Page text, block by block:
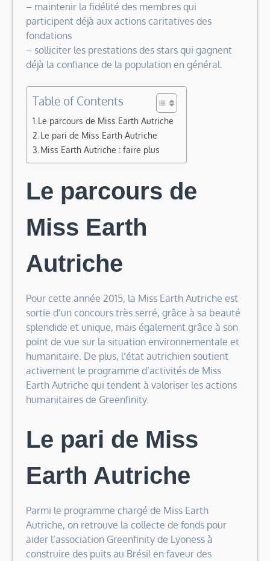
– maintenir la fidélité des membres qui
participent déjà aux actions caritatives des
fondations
– solliciter les prestations des stars qui gagnent
déjà la confiance de la population en général.
Table of Contents
Le parcours de Miss Earth Autriche
Le pari de Miss Earth Autriche
Miss Earth Autriche : faire plus
Le parcours de
Miss Earth
Autriche
Pour cette année 2015, la Miss Earth Autriche est
sortie d’un concours très serré, grâce à sa beauté
splendide et unique, mais également grâce à son
point de vue sur la situation environnementale et
humanitaire. De plus, l’état autrichien soutient
activement le programme d’activités de Miss
Earth Autriche qui tendent à valoriser les actions
humanitaires de Greenfinity.
Le pari de Miss
Earth Autriche
Parmi le programme chargé de Miss Earth
Autriche, on retrouve la collecte de fonds pour
aider l’association Greenfinity de Lyoness à
construire des puits au Brésil en faveur des